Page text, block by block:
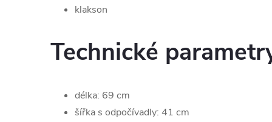
klakson
Technické
délka: 69 cm
šířka s odpočívadly: 41 cm